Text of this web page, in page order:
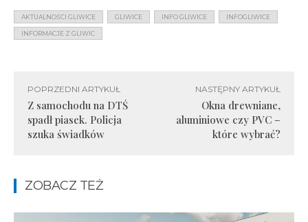
AKTUALNOŚCI GLIWICE GLIWICE INFO GLIWICE INFOGLIWICE
INFORMACJE Z GLIWIC
POPRZEDNI ARTYKUŁ
Z samochodu na DTŚ
spadł piasek. Policja
szuka świadków
NASTĘPNY ARTYKUŁ
Okna drewniane,
aluminiowe czy PVC –
które wybrać?
ZOBACZ TEŻ